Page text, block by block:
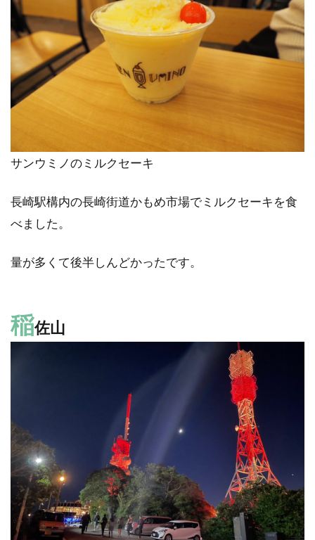
サンウミノのミルクセーキ
長崎駅構内の長崎街道かもめ市場でミルクセーキを食
べました。
量が多くて後半しんどかったです。
稲佐山